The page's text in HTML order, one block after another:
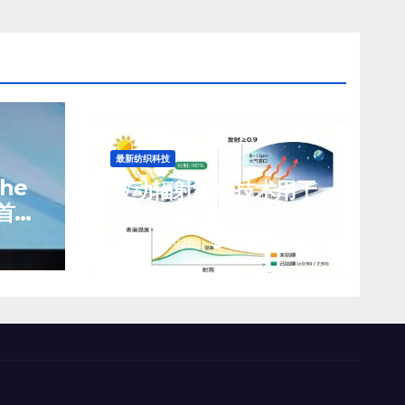
席
最新纺织科技
被动辐射制冷技术用于
前景如何？
8 月 7, 2026